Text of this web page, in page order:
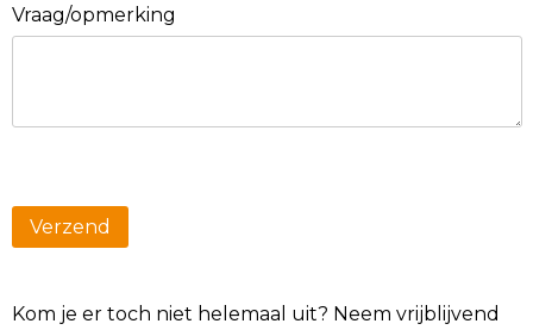
Vraag/opmerking
Kom je er toch niet helemaal uit? Neem vrijblijvend